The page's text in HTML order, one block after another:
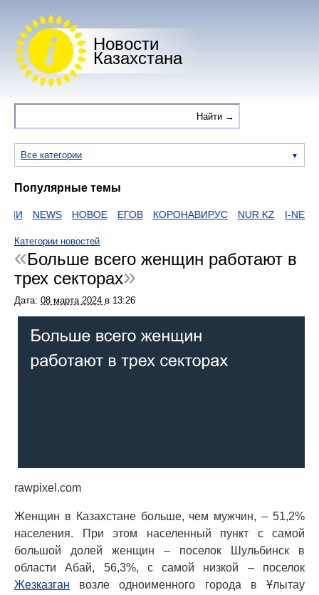
Новости
Казахстана
Все категории
Популярные темы
NEWS НОВОЕ ЕГОВ КОРОНАВИРУС NUR KZ I-NEWS
Категории новостей
Больше всего женщин работают в
трех секторах
Дата: 08 марта 2024 в 13:26
rawpixel.com
Женщин в Казахстане больше, чем мужчин, – 51,2%
населения. При этом населенный пункт с самой
большой долей женщин – поселок Шульбинск в
области Абай, 56,3%, с самой низкой – поселок
Жезказган возле одноименного города в Ұлытау